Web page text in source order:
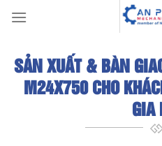
SẢN XUẤT & BÀN
M24X750 CHO
GIA